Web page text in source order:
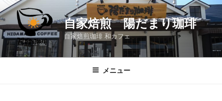
ン
テ
ン
ツ
自家焙煎 陽だまり珈琲
自家焙煎珈琲 和カフェ
メニュー